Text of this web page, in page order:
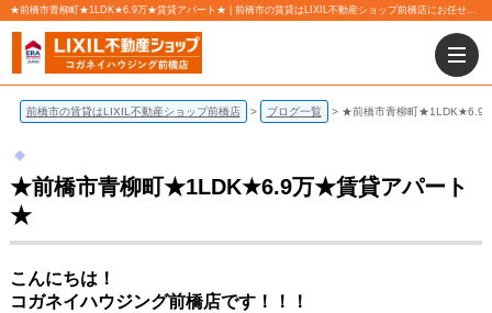
★前橋市青柳町★1LDK★6.9万★賃貸アパート★ | 前橋市の賃貸はLIXIL不動産ショップ前橋店にお任せ下さい！
前橋市の賃貸はLIXIL不動産ショップ前橋店 ブログ一覧 ★前橋市青柳町★1LDK★6.9
★前橋市青柳町★1LDK★6.9万★賃貸アパート
★
こんにちは！
コガネイハウジング前橋店です！！！